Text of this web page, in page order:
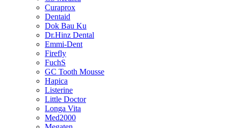
Curaprox
Dentaid
Dok Bau Ku
Dr.Hinz Dental
Emmi-Dent
Firefly
FuchS
GC Tooth Mousse
Hapica
Listerine
Little Doctor
Longa Vita
Med2000